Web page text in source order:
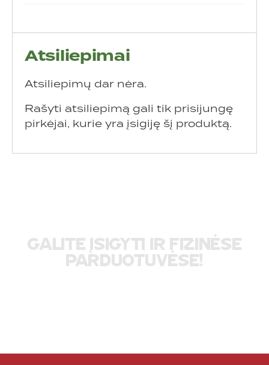
Atsiliepimai
Atsiliepimų dar nėra.
Rašyti atsiliepimą gali tik prisijungę
pirkėjai, kurie yra įsigiję šį produktą.
GALITE ĮSIGYTI IR FIZINĖSE
PARDUOTUVĖSE!